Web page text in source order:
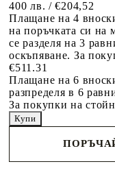
400 лв. / €204,52
Плащане на 4
на поръчката си на
се разделя на 3
оскъпяване. За
€511.31
Плащане на 6
разпределя в 6
За покупки на